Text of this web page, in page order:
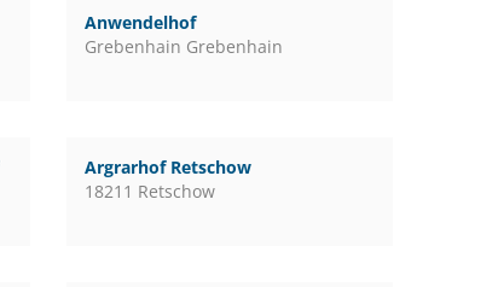
Anwendelhof
Grebenhain Grebenhain
Argrarhof Retschow
18211 Retschow